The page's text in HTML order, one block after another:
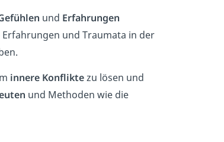
und Erfahrungen
Erfahrungen und Traumata in der
innere Konfliktezu lösen und
und Methoden wie die